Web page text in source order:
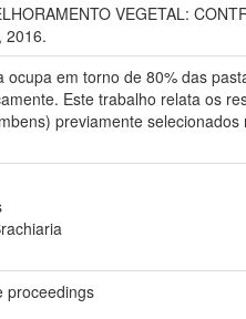
VEGETAL:
2016.
ocupa em torno de 80% das
Este trabalho relata os
previamente
proceedings